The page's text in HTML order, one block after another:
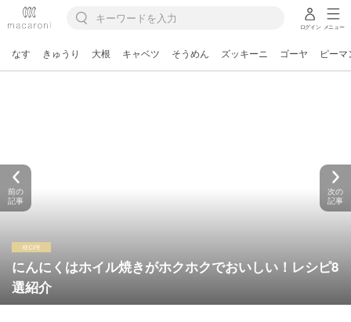
ログイン メニュー
なす きゅうり 大根 キャベツ そうめん ズッキーニ ゴーヤ ピーマ
にんにくはホイル焼きがホクホクでおいしい！レシピ8
選紹介
前の
記事
次の
記事